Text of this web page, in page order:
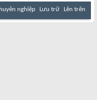
nghiệp Lưu trữ Lên trên